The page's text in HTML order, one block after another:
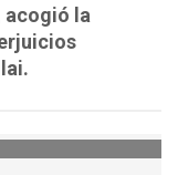
acogió la